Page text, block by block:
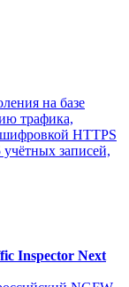
на базе
трафика,
HTTPS
записей,
Inspector Next